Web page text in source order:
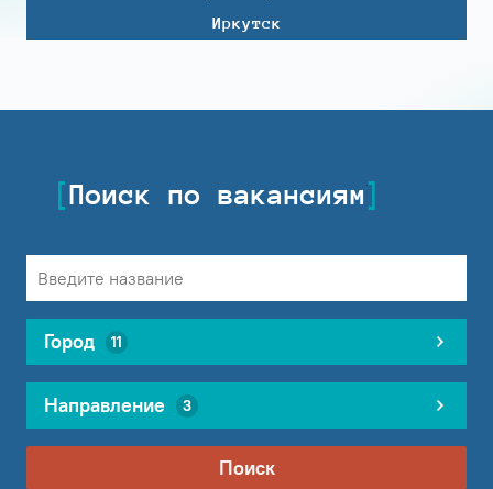
Иркутск
Поиск по вакансиям
Город 11
Направление 3
Поиск